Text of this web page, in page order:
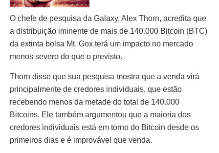
O chefe de pesquisa da Galaxy, Alex Thorn, acredita que
a distribuição iminente de mais de 140.000 Bitcoin (BTC)
da extinta bolsa Mt. Gox terá um impacto no mercado
menos severo do que o previsto.
Thorn disse que sua pesquisa mostra que a venda virá
principalmente de credores individuais, que estão
recebendo menos da metade do total de 140.000
Bitcoins. Ele também argumentou que a maioria dos
credores individuais está em torno do Bitcoin desde os
primeiros dias e é improvável que venda.